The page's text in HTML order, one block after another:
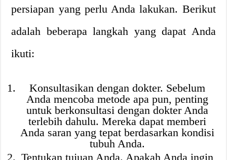
persiapan yang perlu Anda lakukan. Berikut
adalah beberapa langkah yang dapat Anda
ikuti:
Konsultasikan dengan dokter. Sebelum
Anda mencoba metode apa pun, penting
untuk berkonsultasi dengan dokter Anda
terlebih dahulu. Mereka dapat memberi
Anda saran yang tepat berdasarkan kondisi
tubuh Anda.
Tentukan tujuan Anda. Apakah Anda ingin